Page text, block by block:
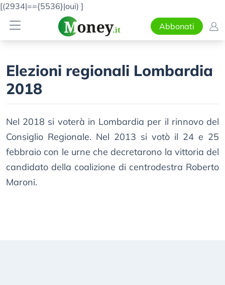
[(2934|=={5536}|oui) ]
Abbonati
Elezioni regionali Lombardia
2018
Nel 2018 si voterà in Lombardia per il rinnovo del
Consiglio Regionale. Nel 2013 si votò il 24 e 25
febbraio con le urne che decretarono la vittoria del
candidato della coalizione di centrodestra Roberto
Maroni.